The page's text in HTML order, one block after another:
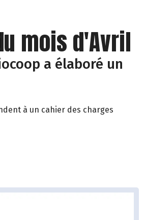
mois d'Avril
a élaboré un
à un cahier des charges